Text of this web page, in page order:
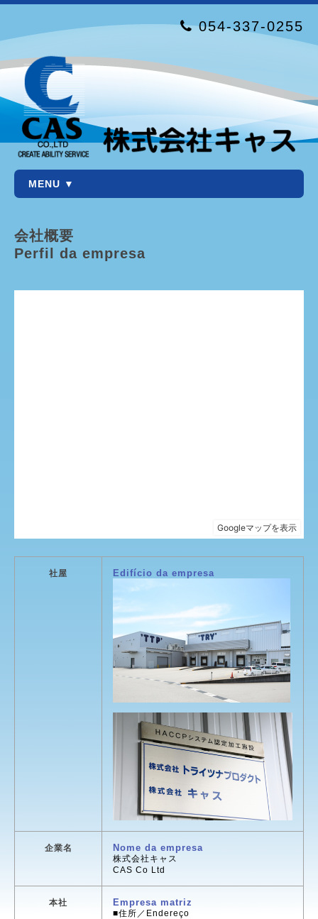
054-337-0255
MENU ▼
会社概要
Perfil da empresa
社屋 Edifício da empresa
企業名 Nome da empresa
株式会社キャス
CAS Co Ltd
本社 Empresa matriz
■住所／Endereço